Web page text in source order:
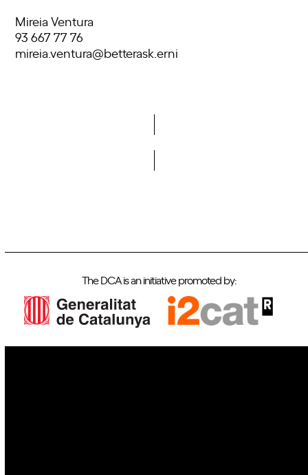
Mireia Ventura
93 667 77 76
mireia.ventura@betterask.erni
The DCA is an initiative promoted by: